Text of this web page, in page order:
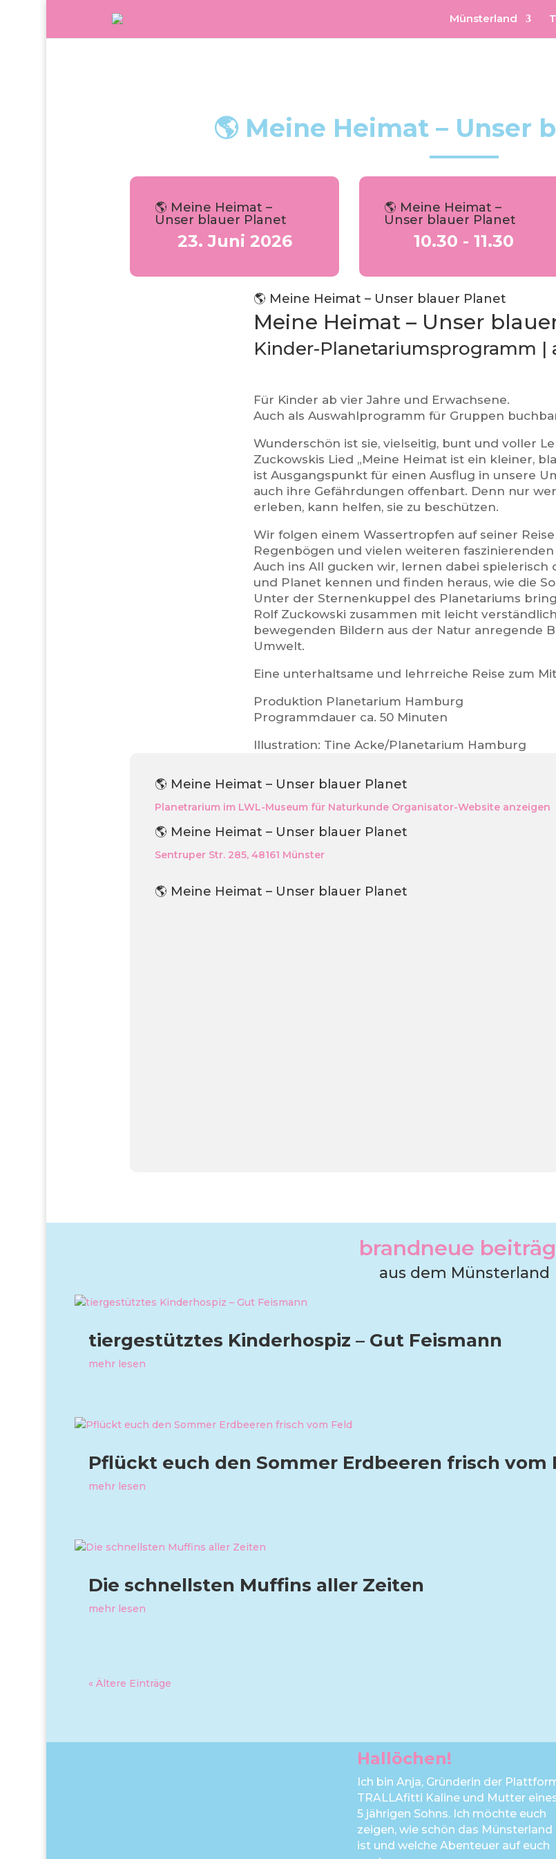
Münsterland
🌎 Meine Heimat – Unser
🌎 Meine Heimat –
Unser blauer Planet
23. Juni 2026
🌎 Meine Heimat –
Unser blauer Planet
10.30 - 11.30
🌎 Meine Heimat – Unser blauer Planet
Meine Heimat – Unser
Kinder-Planetariumsprogramm |
Für Kinder ab vier Jahre und Erwachsene.
Auch als Auswahlprogramm für Gruppen
Wunderschön ist sie, vielseitig, bunt und voller
Zuckowskis Lied „Meine Heimat ist ein kleiner,
ist Ausgangspunkt für einen Ausflug in unsere
auch ihre Gefährdungen offenbart. Denn nur
erleben, kann helfen, sie zu beschützen.
Wir folgen einem Wassertropfen auf seiner
Regenbögen und vielen weiteren
Auch ins All gucken wir, lernen dabei
und Planet kennen und finden heraus, wie die
Unter der Sternenkuppel des Planetariums
Rolf Zuckowski zusammen mit leicht
bewegenden Bildern aus der Natur anregende
Umwelt.
Eine unterhaltsame und lehrreiche Reise zum
Produktion Planetarium Hamburg
Programmdauer ca. 50 Minuten
Illustration: Tine Acke/Planetarium Hamburg
🌎 Meine Heimat – Unser blauer Planet
Planetrarium im LWL-Museum für Naturkunde Organisator-Website anzeigen
🌎 Meine Heimat – Unser blauer Planet
Sentruper Str. 285, 48161 Münster
🌎 Meine Heimat – Unser blauer Planet
brandneue
aus dem Münsterland
tiergestütztes Kinderhospiz – Gut Feismann
mehr lesen
Pflückt euch den Sommer Erdbeeren frisch vom
mehr lesen
Die schnellsten Muffins aller Zeiten
mehr lesen
« Ältere Einträge
Hallöchen!
Ich bin Anja, Gründerin der
TRALLAfitti Kaline und Mutter
5 jährigen Sohns. Ich möchte euch
zeigen, wie schön das Münsterland
ist und welche Abenteuer auf euch